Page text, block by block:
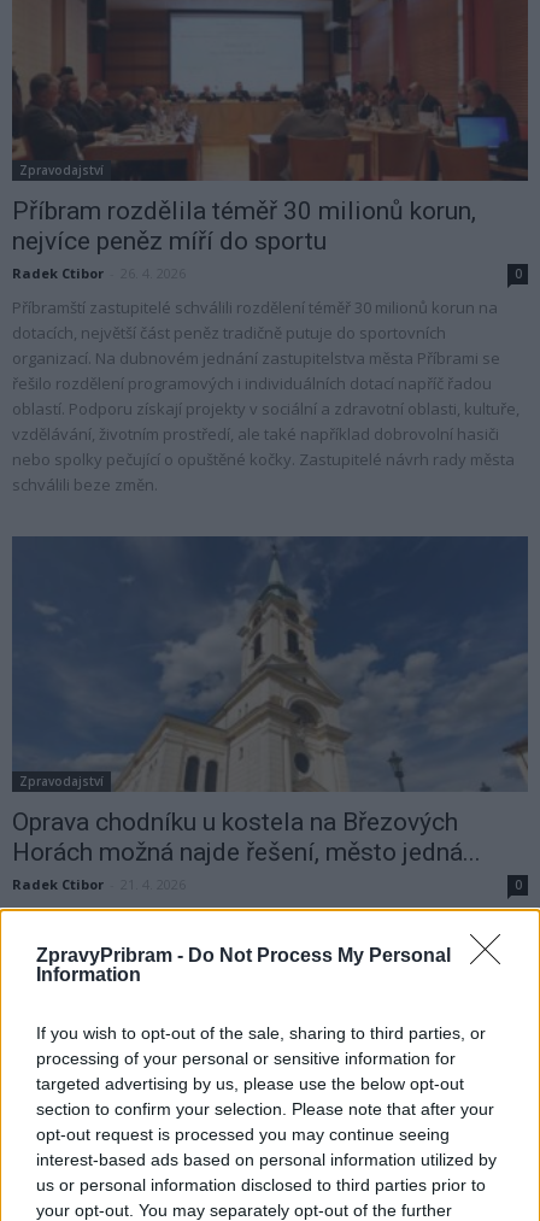
ZpravyPribram - Do Not Process My Personal
Information
If you wish to opt-out of the sale, sharing to third parties, or
processing of your personal or sensitive information for
targeted advertising by us, please use the below opt-out
section to confirm your selection. Please note that after your
opt-out request is processed you may continue seeing
interest-based ads based on personal information utilized by
us or personal information disclosed to third parties prior to
your opt-out. You may separately opt-out of the further
Zpravodajství
Příbram rozdělila téměř 30 milionů korun,
nejvíce peněz míří do sportu
Radek Ctibor 0
Příbramští zastupitelé schválili rozdělení téměř 30 milionů korun na
dotacích, největší část peněz tradičně putuje do sportovních
organizací. Na dubnovém jednání zastupitelstva města Příbrami se
řešilo rozdělení programových i individuálních dotací napříč řadou
oblastí. Podporu získají projekty v sociální a zdravotní oblasti, kultuře,
vzdělávání, životním prostředí, ale také například dobrovolní hasiči
nebo spolky pečující o opuštěné kočky. Zastupitelé návrh rady města
schválili beze změn.
Zpravodajství
Oprava chodníku u kostela na Březových
Horách možná najde řešení, město jedná...
Radek Ctibor 0
Situace kolem nedokončené opravy chodníku u kostela sv. Vojtěcha
na Březových Horách by se mohla posunout kupředu. Vedení Příbrami
nyní hledá konkrétní cestu, jak opravit i část, která městu nepatří, ale